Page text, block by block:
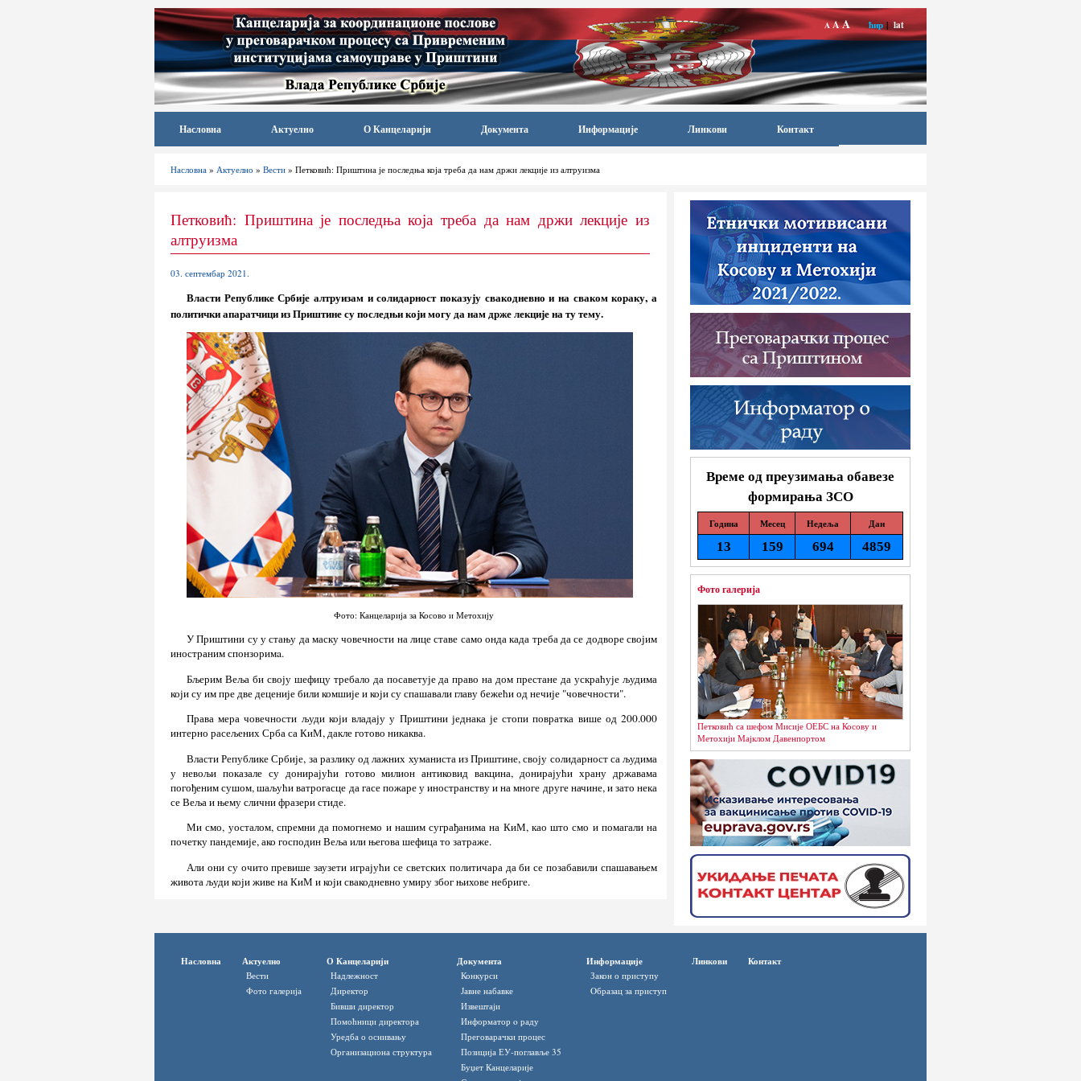
A AA ћир|lat
Насловна Актуелно О Канцеларији Документа Информације Линкови Контакт
Насловна » Актуелно » Вести » Петковић: Приштина је последња која треба да нам држи лекције из алтруизма
Време од преузимања обавезе
формирања ЗСО
Година Месец Недеља Дан
13 159 694 4859
Фото галерија
Петковић са шефом Мисије ОЕБС на Косову и
Метохији Мајклом Давенпортом
Петковић: Приштина је последња која треба да нам држи лекције из
алтруизма
03. септембар 2021.
Власти Републике Србије алтруизам и солидарност показују свакодневно и на сваком кораку, а
политички апаратчици из Приштине су последњи који могу да нам држе лекције на ту тему.
Фото: Канцеларија за Косово и Метохију
У Приштини су у стању да маску човечности на лице ставе само онда када треба да се додворе својим
иностраним спонзоримa.
Бљерим Веља би своју шефицу требало да посаветује да право на дом престане да ускраћује људима
који су им пре две деценије били комшије и који су спашавали главу бежећи од нечије "човечности".
Права мера човечности људи који владају у Приштини једнака је стопи повратка више од 200.000
интерно расељених Срба са КиМ, дакле готово никаква.
Власти Републике Србије, за разлику од лажних хуманиста из Приштине, своју солидарност са људима
у невољи показале су донирајући готово милион антиковид вакцина, донирајући храну државама
погођеним сушом, шаљући ватрогасце да гасе пожаре у иностранству и на многе друге начине, и зато нека
се Веља и њему слични фразери стиде.
Ми смо, уосталом, спремни да помогнемо и нашим суграђанима на КиМ, као што смо и помагали на
почетку пандемије, ако господин Веља или његова шефица то затраже.
Али они су очито превише заузети играјући се светских политичара да би се позабавили спашавањем
живота људи који живе на КиМ и који свакодневно умиру због њихове небриге.
Насловна Актуелно
Вести
Фото галерија
О Канцеларији
Надлежност
Директор
Бивши директор
Помоћници директора
Уредба о оснивању
Организациона структура
Документа
Конкурси
Јавне набавке
Извештаји
Информатор o раду
Преговарачки процес
Позиција ЕУ-поглавље 35
Буџет Канцеларије
Информације
Закон о приступу
Oбразац за приступ
Линкови Контакт